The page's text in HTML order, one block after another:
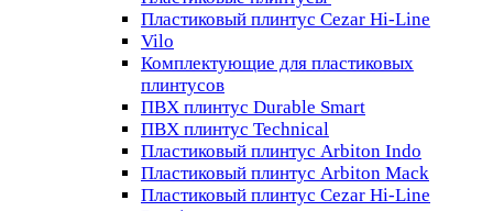
Пластиковый плинтус Cezar Hi-Line
Vilo
Комплектующие для пластиковых
плинтусов
ПВХ плинтус Durable Smart
ПВХ плинтус Technical
Пластиковый плинтус Arbiton Indo
Пластиковый плинтус Arbiton Mack
Пластиковый плинтус Cezar Hi-Line